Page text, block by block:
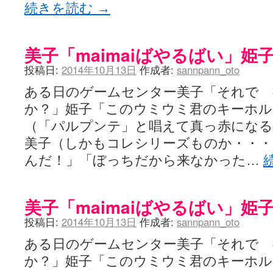
続きを読む →
美子「maimaiばやるばい」姫
投稿日: 2014年10月13日 作成者: sannpann_oto
ある日のゲームセンター美子「それで
か？」姫子「このウミウミ君のキーホ
（「パルプンテ」と唱えて真っ赤にな
美子（しかもコレシリーズものか・・
んだ！」「ぼっちだから来なかった…
美子「maimaiばやるばい」姫
投稿日: 2014年10月13日 作成者: sannpann_oto
ある日のゲームセンター美子「それで
か？」姫子「このウミウミ君のキーホ